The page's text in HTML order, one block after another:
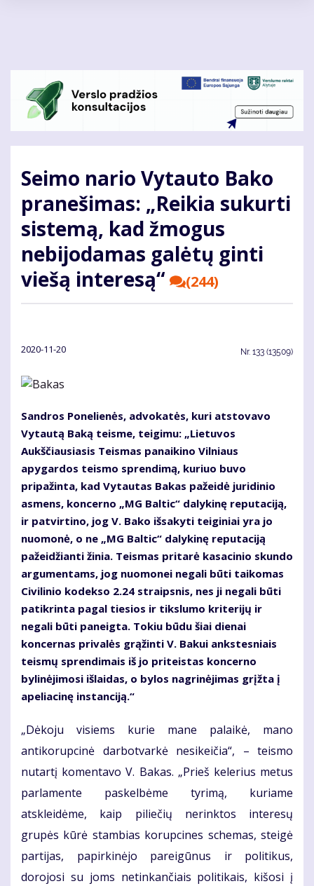
Seimo nario Vytauto Bako
pranešimas: „Reikia sukurti
sistemą, kad žmogus
nebijodamas galėtų ginti
viešą interesą“
(244)
2020-11-20 Nr. 133 (13509)
Sandros Ponelienės, advokatės, kuri atstovavo
Vytautą Baką teisme, teigimu: „Lietuvos
Aukščiausiasis Teismas panaikino Vilniaus
apygardos teismo sprendimą, kuriuo buvo
pripažinta, kad Vytautas Bakas pažeidė juridinio
asmens, koncerno „MG Baltic“ dalykinę reputaciją,
ir patvirtino, jog V. Bako išsakyti teiginiai yra jo
nuomonė, o ne „MG Baltic“ dalykinę reputaciją
pažeidžianti žinia. Teismas pritarė kasacinio skundo
argumentams, jog nuomonei negali būti taikomas
Civilinio kodekso 2.24 straipsnis, nes ji negali būti
patikrinta pagal tiesios ir tikslumo kriterijų ir
negali būti paneigta. Tokiu būdu šiai dienai
koncernas privalės grąžinti V. Bakui ankstesniais
teismų sprendimais iš jo priteistas koncerno
bylinėjimosi išlaidas, o bylos nagrinėjimas grįžta į
apeliacinę instanciją.“
„Dėkoju visiems kurie mane palaikė, mano
antikorupcinė darbotvarkė nesikeičia“, – teismo
nutartį komentavo V. Bakas. „Prieš kelerius metus
parlamente paskelbėme tyrimą, kuriame
atskleidėme, kaip piliečių nerinktos interesų
grupės kūrė stambias korupcines schemas, steigė
partijas, papirkinėjo pareigūnus ir politikus,
dorojosi su joms netinkančiais politikais, kišosi į